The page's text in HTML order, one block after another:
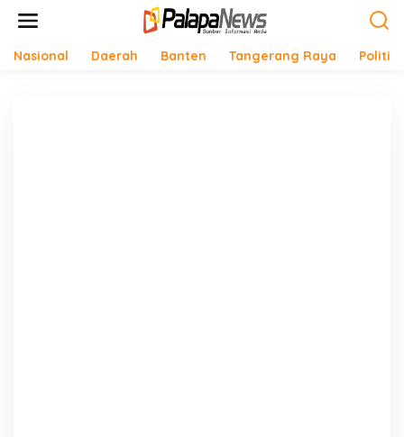
Nasional Daerah Banten Tangerang Raya Politik